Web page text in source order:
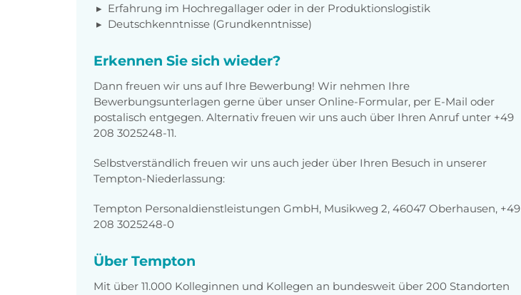
Erfahrung im Hochregallager oder in der Produktionslogistik
Deutschkenntnisse (Grundkenntnisse)
Erkennen Sie sich wieder?
Dann freuen wir uns auf Ihre Bewerbung! Wir nehmen Ihre
Bewerbungsunterlagen gerne über unser Online-Formular, per E-Mail oder
postalisch entgegen. Alternativ freuen wir uns auch über Ihren Anruf unter +49
208 3025248-11.
Selbstverständlich freuen wir uns auch jeder über Ihren Besuch in unserer
Tempton-Niederlassung:
Tempton Personaldienstleistungen GmbH, Musikweg 2, 46047 Oberhausen, +49
208 3025248-0
Über Tempton
Mit über 11.000 Kolleginnen und Kollegen an bundesweit über 200 Standorten